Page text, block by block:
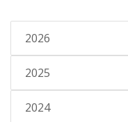
2026
2025
2024